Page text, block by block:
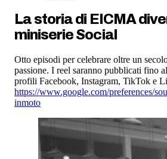
La storia di EICMA
miniserie Social
Otto episodi per celebrare oltre un
passione. I reel saranno pubblicati fino
profili Facebook, Instagram, TikTok e
https://www.google.com/preferences/
inmoto